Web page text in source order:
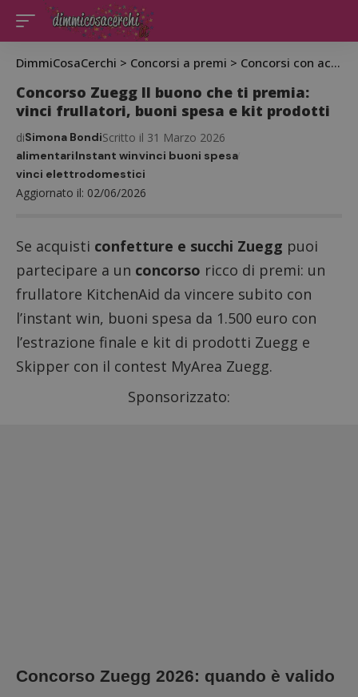
DimmiCosaCerchi > Concorsi a premi > Concorsi con acquisto
Concorso Zuegg Il buono che ti premia:
vinci frullatori, buoni spesa e kit prodotti
Aggiornato il: 02/06/2026
diSimona BondiScritto il 31 Marzo 2026
alimentariInstant winvinci buoni spesa
vinci elettrodomestici
Se acquisti confetture e succhi Zuegg puoi
partecipare a un concorso ricco di premi: un
frullatore KitchenAid da vincere subito con
l’instant win, buoni spesa da 1.500 euro con
l’estrazione finale e kit di prodotti Zuegg e
Skipper con il contest MyArea Zuegg.
Sponsorizzato:
Concorso Zuegg 2026: quando è valido